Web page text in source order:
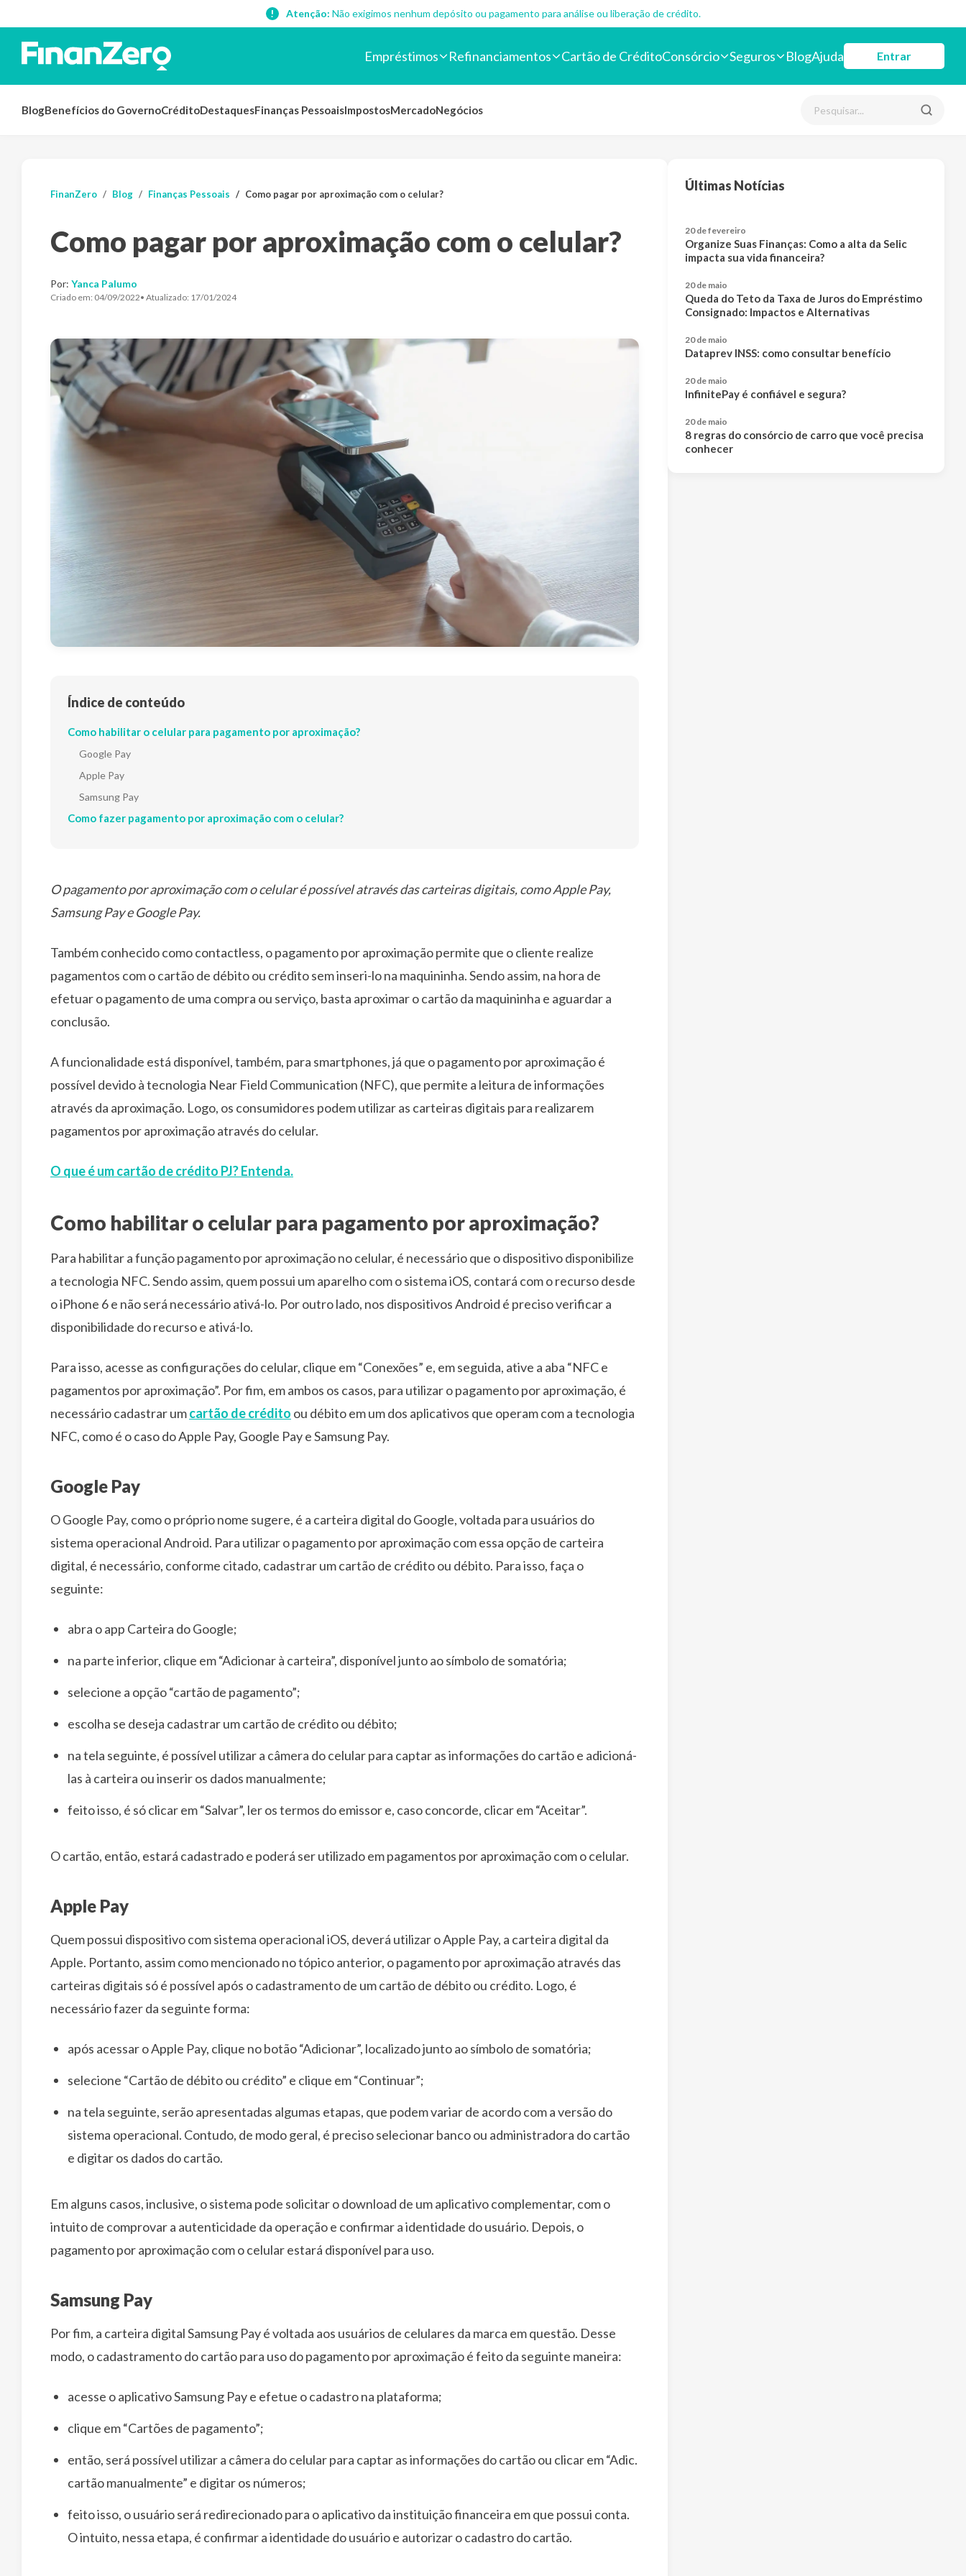
Atenção: Não exigimos nenhum depósito ou pagamento para análise ou liberação de crédito.
Empréstimos Refinanciamentos Cartão de CréditoConsórcio Seguros BlogAjuda Entrar
BlogBenefícios do GovernoCréditoDestaquesFinanças PessoaisImpostosMercadoNegócios
FinanZero Blog Finanças Pessoais Como pagar por aproximação com o celular?
Como pagar por aproximação com o celular?
Por: Yanca Palumo
Criado em: 04/09/2022• Atualizado: 17/01/2024
Índice de conteúdo
Como habilitar o celular para pagamento por aproximação?
Google Pay
Apple Pay
Samsung Pay
Como fazer pagamento por aproximação com o celular?
O pagamento por aproximação com o celular é possível através das carteiras digitais, como Apple Pay,
Samsung Pay e Google Pay.
Também conhecido como contactless, o pagamento por aproximação permite que o cliente realize
pagamentos com o cartão de débito ou crédito sem inseri-lo na maquininha. Sendo assim, na hora de
efetuar o pagamento de uma compra ou serviço, basta aproximar o cartão da maquininha e aguardar a
conclusão.
A funcionalidade está disponível, também, para smartphones, já que o pagamento por aproximação é
possível devido à tecnologia Near Field Communication (NFC), que permite a leitura de informações
através da aproximação. Logo, os consumidores podem utilizar as carteiras digitais para realizarem
pagamentos por aproximação através do celular.
O que é um cartão de crédito PJ? Entenda.
Como habilitar o celular para pagamento por aproximação?
Para habilitar a função pagamento por aproximação no celular, é necessário que o dispositivo disponibilize
a tecnologia NFC. Sendo assim, quem possui um aparelho com o sistema iOS, contará com o recurso desde
o iPhone 6 e não será necessário ativá-lo. Por outro lado, nos dispositivos Android é preciso verificar a
disponibilidade do recurso e ativá-lo.
Para isso, acesse as configurações do celular, clique em “Conexões” e, em seguida, ative a aba “NFC e
pagamentos por aproximação”. Por fim, em ambos os casos, para utilizar o pagamento por aproximação, é
necessário cadastrar umcartão de crédito ou débito em um dos aplicativos que operam com a tecnologia
NFC, como é o caso do Apple Pay, Google Pay e Samsung Pay.
Google Pay
O Google Pay, como o próprio nome sugere, é a carteira digital do Google, voltada para usuários do
sistema operacional Android. Para utilizar o pagamento por aproximação com essa opção de carteira
digital, é necessário, conforme citado, cadastrar um cartão de crédito ou débito. Para isso, faça o
seguinte:
abra o app Carteira do Google;
na parte inferior, clique em “Adicionar à carteira”, disponível junto ao símbolo de somatória;
selecione a opção “cartão de pagamento”;
escolha se deseja cadastrar um cartão de crédito ou débito;
na tela seguinte, é possível utilizar a câmera do celular para captar as informações do cartão e adicioná-
las à carteira ou inserir os dados manualmente;
feito isso, é só clicar em “Salvar”, ler os termos do emissor e, caso concorde, clicar em “Aceitar”.
O cartão, então, estará cadastrado e poderá ser utilizado em pagamentos por aproximação com o celular.
Apple Pay
Quem possui dispositivo com sistema operacional iOS, deverá utilizar o Apple Pay, a carteira digital da
Apple. Portanto, assim como mencionado no tópico anterior, o pagamento por aproximação através das
carteiras digitais só é possível após o cadastramento de um cartão de débito ou crédito. Logo, é
necessário fazer da seguinte forma:
após acessar o Apple Pay, clique no botão “Adicionar”, localizado junto ao símbolo de somatória;
selecione “Cartão de débito ou crédito” e clique em “Continuar”;
na tela seguinte, serão apresentadas algumas etapas, que podem variar de acordo com a versão do
sistema operacional. Contudo, de modo geral, é preciso selecionar banco ou administradora do cartão
e digitar os dados do cartão.
Em alguns casos, inclusive, o sistema pode solicitar o download de um aplicativo complementar, com o
intuito de comprovar a autenticidade da operação e confirmar a identidade do usuário. Depois, o
pagamento por aproximação com o celular estará disponível para uso.
Samsung Pay
Por fim, a carteira digital Samsung Pay é voltada aos usuários de celulares da marca em questão. Desse
modo, o cadastramento do cartão para uso do pagamento por aproximação é feito da seguinte maneira:
acesse o aplicativo Samsung Pay e efetue o cadastro na plataforma;
clique em “Cartões de pagamento”;
então, será possível utilizar a câmera do celular para captar as informações do cartão ou clicar em “Adic.
cartão manualmente” e digitar os números;
feito isso, o usuário será redirecionado para o aplicativo da instituição financeira em que possui conta.
O intuito, nessa etapa, é confirmar a identidade do usuário e autorizar o cadastro do cartão.
Últimas Notícias
20 de fevereiro
Organize Suas Finanças: Como a alta da Selic
impacta sua vida financeira?
20 de maio
Queda do Teto da Taxa de Juros do Empréstimo
Consignado: Impactos e Alternativas
20 de maio
Dataprev INSS: como consultar benefício
20 de maio
InfinitePay é confiável e segura?
20 de maio
8 regras do consórcio de carro que você precisa
conhecer